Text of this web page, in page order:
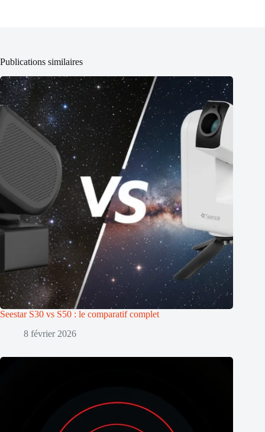
Publications similaires
Seestar S30 vs S50 : le comparatif complet
8 février 2026